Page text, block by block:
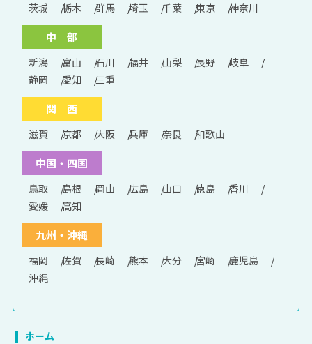
茨城 栃木 群馬 埼玉 千葉 東京 神奈川
中 部
新潟 富山 石川 福井 山梨 長野
岐阜
静岡
愛知 三重
関 西
滋賀 京都 大阪 兵庫 奈良 和歌山
中国・四国
鳥取 島根 岡山 広島 山口 徳島
香川
愛媛
高知
九州・沖縄
福岡 佐賀 長崎 熊本 大分 宮崎
鹿児島
沖縄
ホーム